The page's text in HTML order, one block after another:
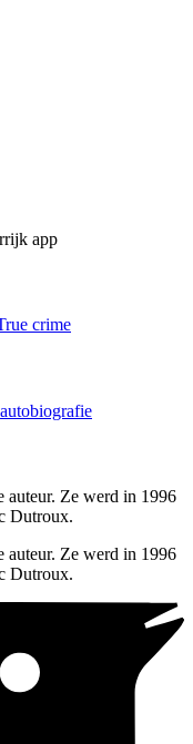
app
crime
autobiografie
auteur. Ze werd in 1996
Dutroux.
auteur. Ze werd in 1996
Dutroux.